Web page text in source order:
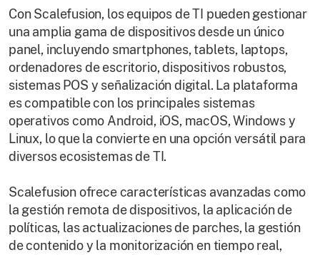
Con Scalefusion, los equipos de TI pueden gestionar
una amplia gama de dispositivos desde un único
panel, incluyendo smartphones, tablets, laptops,
ordenadores de escritorio, dispositivos robustos,
sistemas POS y señalización digital. La plataforma
es compatible con los principales sistemas
operativos como Android, iOS, macOS, Windows y
Linux, lo que la convierte en una opción versátil para
diversos ecosistemas de TI.
Scalefusion ofrece características avanzadas como
la gestión remota de dispositivos, la aplicación de
políticas, las actualizaciones de parches, la gestión
de contenido y la monitorización en tiempo real,